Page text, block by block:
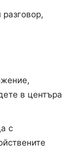
в центъра
с